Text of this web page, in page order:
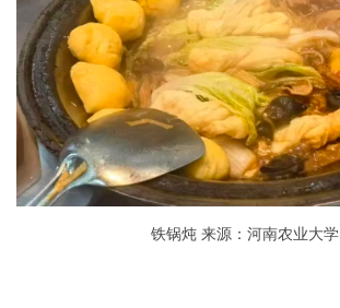
铁锅炖 来源：河南农业大学